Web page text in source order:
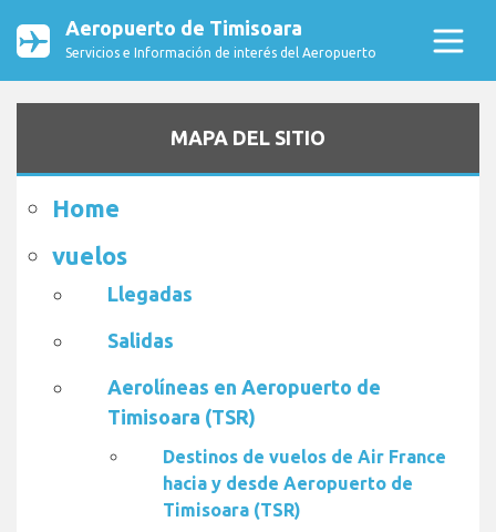
Aeropuerto de Timisoara
Servicios e Información de interés del Aeropuerto
MAPA DEL SITIO
Home
vuelos
Llegadas
Salidas
Aerolíneas en Aeropuerto de
Timisoara (TSR)
Destinos de vuelos de Air France
hacia y desde Aeropuerto de
Timisoara (TSR)